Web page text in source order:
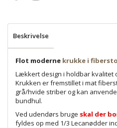
Beskrivelse
Flot moderne krukke i
Lækkert design i holdbar kvalitet
Krukken er fremstillet i mat
grå/hvide striber og kan
bundhul.
Ved udendørs bruge skal der
fyldes op med 1/3 Lecanødder